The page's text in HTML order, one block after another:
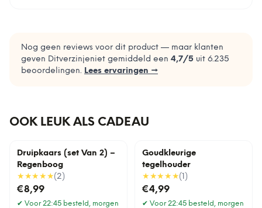
Nog geen reviews voor dit product — maar klanten
geven Ditverzinjeniet gemiddeld een 4,7/5 uit 6.235
beoordelingen. Lees ervaringen →
OOK LEUK ALS CADEAU
Druipkaars (set Van 2) –
Regenboog
★★★★★(2 )
€8,99
✔ Voor 22:45 besteld, morgen
Goudkleurige
tegelhouder
★★★★★( 1 )
€4,99
✔ Voor 22:45 besteld, morgen